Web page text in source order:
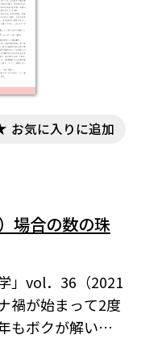
お気に入りに追加
場合の数の珠
」vol．36（2021
禍が始まって2度
もボクが解いた